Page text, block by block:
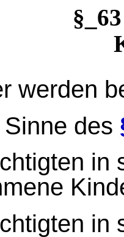
werden
des
in
in